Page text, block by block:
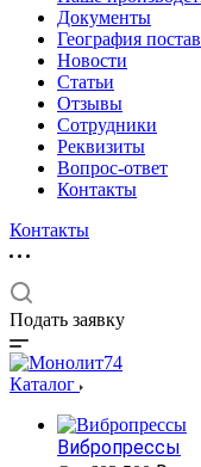
Документы
География
Новости
Статьи
Отзывы
Сотрудники
Реквизиты
Вопрос-ответ
Контакты
Контакты
Подать заявку
Каталог
Вибропрессы